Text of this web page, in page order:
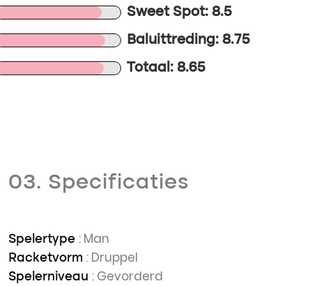
Sweet Spot: 8.5
Baluittreding: 8.75
Totaal: 8.65
03. Specificaties
Spelertype : Man
Racketvorm : Druppel
Spelerniveau : Gevorderd